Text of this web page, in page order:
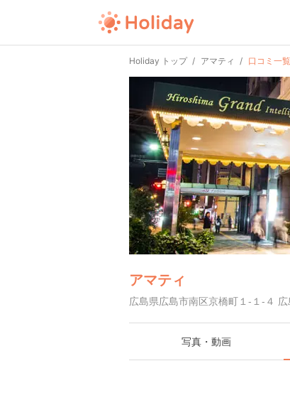
Holiday トップ アマティ 口コミ一覧
アマティ
広島県広島市南区京橋町１-１-４
写真・動画